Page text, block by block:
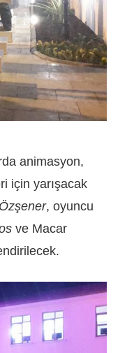
animasyon,
için yarışacak
, oyuncu
ve Macar